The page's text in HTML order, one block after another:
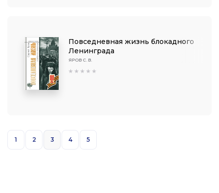
Повседневная жизнь блокадного
Ленинграда
ЯРОВ С. В.
1 2 3 4 5